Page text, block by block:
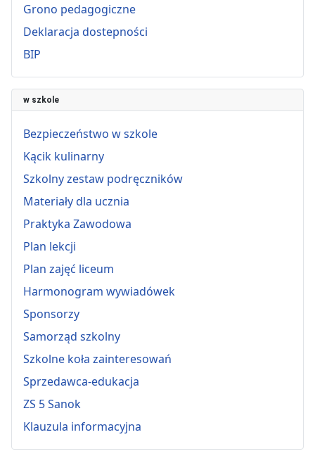
Grono pedagogiczne
Deklaracja dostepności
BIP
w szkole
Bezpieczeństwo w szkole
Kącik kulinarny
Szkolny zestaw podręczników
Materiały dla ucznia
Praktyka Zawodowa
Plan lekcji
Plan zajęć liceum
Harmonogram wywiadówek
Sponsorzy
Samorząd szkolny
Szkolne koła zainteresowań
Sprzedawca-edukacja
ZS 5 Sanok
Klauzula informacyjna